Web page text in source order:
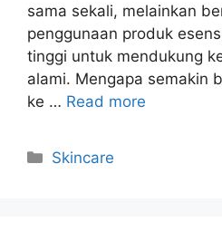
sama sekali, melainkan
penggunaan produk
tinggi untuk mendukung
alami. Mengapa semakin
ke … Read more
Kategori
Skincare